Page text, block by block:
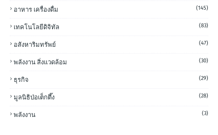
อาหาร เครื่องดื่ม (145)
เทคโนโลยีดิจิทัล (83)
อสังหาริมทรัพย์ (47)
พลังงาน สิ่งแวดล้อม (30)
ธุรกิจ (29)
มูลนิธิป่อเต็กตึ๊ง (28)
พลังงาน (3)